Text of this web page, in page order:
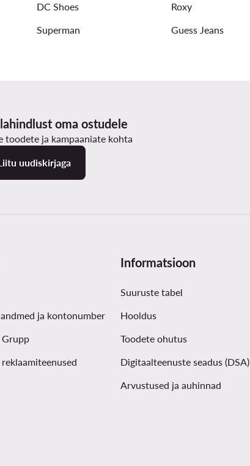
DC Shoes Roxy
Superman Guess Jeans
oma ostudele
toodete ja kampaaniate kohta
uudiskirjaga
ja kontonumber
Informatsioon
Suuruste tabel
Hooldus
Toodete ohutus
Digitaalteenuste seadus (DSA)
Arvustused ja auhinnad